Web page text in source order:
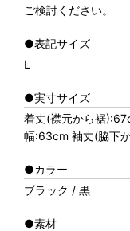
ご検討ください。
●表記サイズ
L
●実寸サイズ
着丈(襟元から裾
幅:63cm 袖丈(脇下
●カラー
ブラック / 黒
●素材